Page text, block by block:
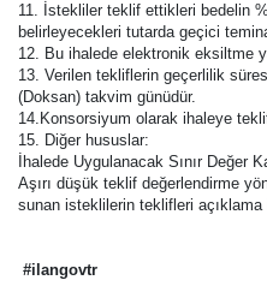
11. İstekliler teklif ettikleri bedelin
belirleyecekleri tutarda geçici
12. Bu ihalede elektronik eksiltme
13. Verilen tekliflerin geçerlilik
(Doksan) takvim günüdür.
14.Konsorsiyum olarak ihaleye
15. Diğer hususlar:
İhalede Uygulanacak Sınır Değer
Aşırı düşük teklif değerlendirme
sunan isteklilerin teklifleri
#ilangovtr